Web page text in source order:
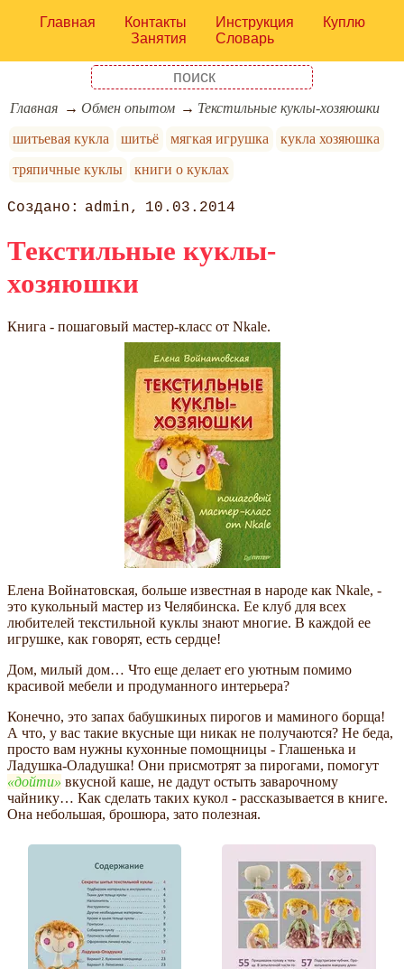
Главная Контакты Инструкция
Куплю
Занятия
Словарь
Главная Обмен опытом
Текстильные куклы-хозяюшки
шитьевая кукла
шитьё мягкая игрушка
кукла хозяюшка
тряпичные куклы
книги о куклах
admin 10.03.2014
Текстильные куклы-
хозяюшки
Книга - пошаговый мастер-класс от Nkale.
Елена Войнатовская, больше известная в народе как Nkale, -
это кукольный мастер из Челябинска. Ее клуб для всех
любителей текстильной куклы знают многие. В каждой ее
игрушке, как говорят, есть сердце!
Дом, милый дом… Что еще делает его уютным помимо
красивой мебели и продуманного интерьера?
Конечно, это запах бабушкиных пирогов и маминого борща!
А что, у вас такие вкусные щи никак не получаются? Не беда,
просто вам нужны кухонные помощницы - Глашенька и
Ладушка-Оладушка! Они присмотрят за пирогами, помогут
дойти
вкусной каше, не дадут остыть заварочному
чайнику… Как сделать таких кукол - рассказывается в книге.
Она небольшая, брошюра, зато полезная.